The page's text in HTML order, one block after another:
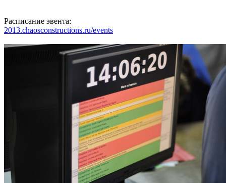
Расписание эвента:
2013.chaosconstructions.ru/events